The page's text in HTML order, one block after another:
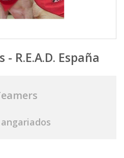
R.E.A.D. España
angariados